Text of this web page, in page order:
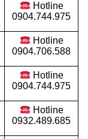
Hotline
0904.744.975
Hotline
0904.706.588
Hotline
0904.744.975
Hotline
0932.489.685